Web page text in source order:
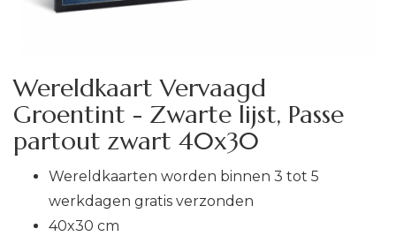
Wereldkaart Vervaagd
Groentint - Zwarte lijst, Passe
partout zwart 40x30
Wereldkaarten worden binnen 3 tot 5
werkdagen gratis verzonden
40x30 cm